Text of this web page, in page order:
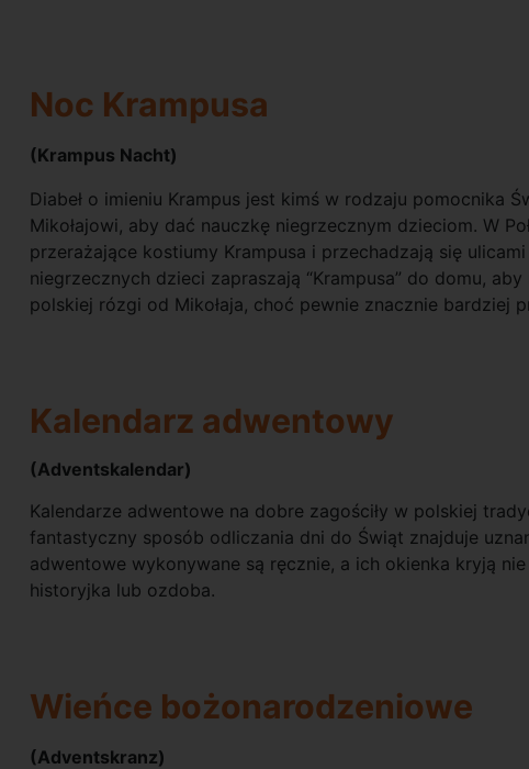
Noc Krampusa
(Krampus Nacht)
Diabeł o imieniu Krampus jest kimś w rodzaju pomocnika
Mikołajowi, aby dać nauczkę niegrzecznym dzieciom. W
przerażające kostiumy Krampusa i przechadzają się
niegrzecznych dzieci zapraszają “Krampusa” do domu,
polskiej rózgi od Mikołaja, choć pewnie znacznie bardziej
Kalendarz adwentowy
(Adventskalendar)
Kalendarze adwentowe na dobre zagościły w polskiej
fantastyczny sposób odliczania dni do Świąt znajduje
adwentowe wykonywane są ręcznie, a ich okienka kryją
historyjka lub ozdoba.
Wieńce bożonarodzeniowe
(Adventskranz)